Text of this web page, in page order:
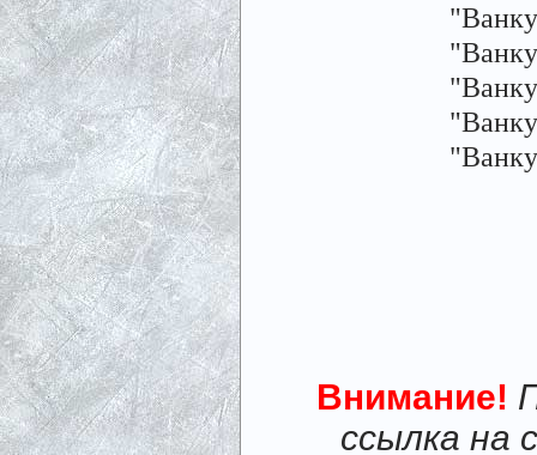
Внимание!
ссылка на